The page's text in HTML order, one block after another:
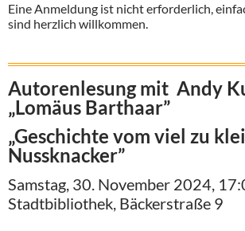
Eine Anmeldung ist nicht erforderlich,
sind herzlich willkommen.
Autorenlesung mit Andy
„Lomäus Barthaar”
„Geschichte vom viel zu
Nussknacker”
Samstag, 30. November 2024,
Stadtbibliothek, Bäckerstraße 9